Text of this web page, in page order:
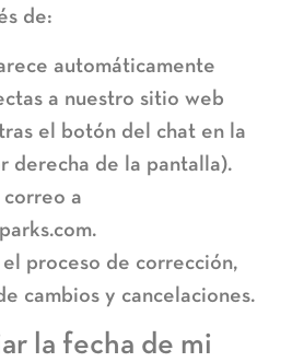
de:
automáticamente
a nuestro sitio web
el botón del chat en la
derecha de la pantalla).
a
.
proceso de corrección,
cambios y cancelaciones.
la fecha de mi